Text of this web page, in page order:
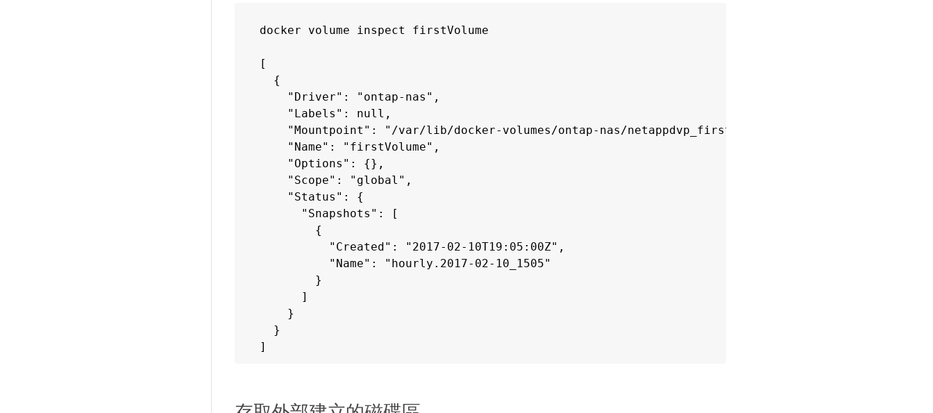
docker volume inspect firstVolume
[
  {
    "Driver": "ontap-nas",
    "Labels": null,
    "Mountpoint": "/var/lib/docker-volumes/ontap-nas/netappdvp_firstVolume",
    "Name": "firstVolume",
    "Options": {},
    "Scope": "global",
    "Status": {
      "Snapshots": [
        {
          "Created": "2017-02-10T19:05:00Z",
          "Name": "hourly.2017-02-10_1505"
        }
      ]
    }
  }
]